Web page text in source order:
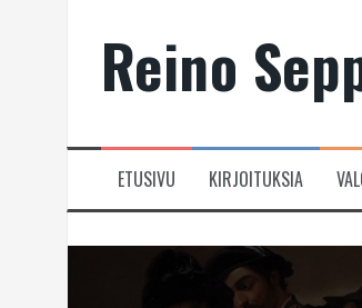
Reino
ETUSIVU KIRJOITUKSIA